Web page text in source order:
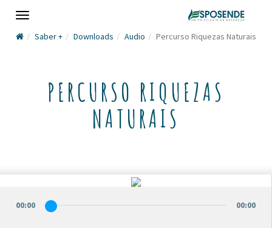
Toggle
Saber + Downloads Audio Percurso Riquezas Naturais
PERCURSO RIQUEZAS
NATURAIS
00:00 00:00